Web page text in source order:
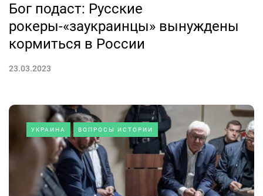
Бог подаст: Русские
рокеры-«заукраинцы» вынуждены
кормиться в России
23.03.2023
УКРАИНА ВОПРОСЫ ИСТОРИИ